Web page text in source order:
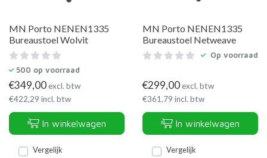
MN Porto NENEN1335
Bureaustoel Wolvit
500 op voorraad
€349,00excl. btw
€422,29 incl. btw
In winkelwagen
Vergelijk
MN Porto NENEN1335
Bureaustoel Netweave
Op voorraad
€299,00excl. btw
€361,79 incl. btw
In winkelwagen
Vergelijk